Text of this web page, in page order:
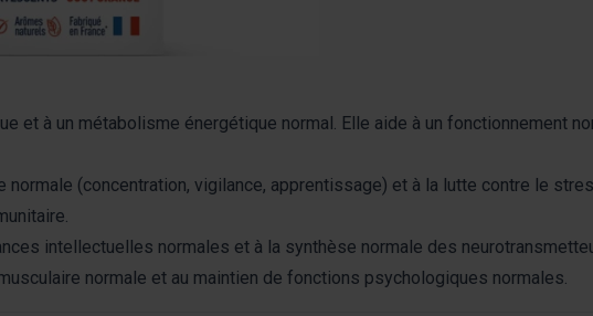
et à un métabolisme énergétique normal. Elle aide à un fonctionnement
normale (concentration, vigilance, apprentissage) et à la lutte contre le
intellectuelles normales et à la synthèse normale des
normale et au maintien de fonctions psychologiques normales.